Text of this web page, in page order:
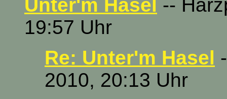
Unter'm Hasel --
19:57 Uhr
Re: Unter'm Hasel
2010, 20:13 Uhr